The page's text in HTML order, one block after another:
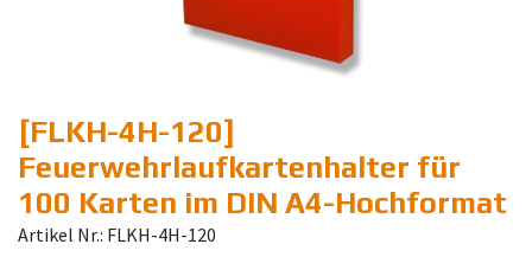
[FLKH-4H-120]
Feuerwehrlaufkartenhalter für
100 Karten im DIN A4-Hochformat
Artikel Nr.: FLKH-4H-120